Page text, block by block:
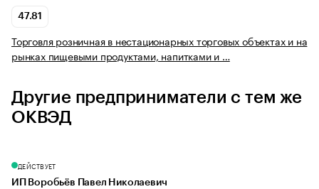
47.81
Торговля розничная в нестационарных торговых объектах и на
рынках пищевыми продуктами, напитками и …
Другие предприниматели с тем же
ОКВЭД
ДЕЙСТВУЕТ
ИП Воробьёв Павел Николаевич